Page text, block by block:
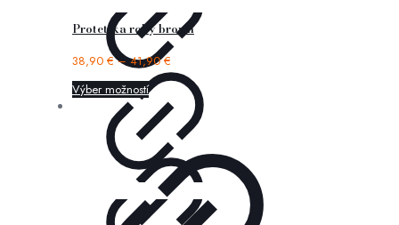
Protetika roby brown
38,90 €–41,90€
Výber možností